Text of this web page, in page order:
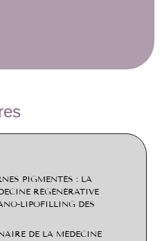
PIGMENTÉS : LA
RÉGÉNÉRATIVE
LIPOFILLING DES
DE LA MÉDECINE